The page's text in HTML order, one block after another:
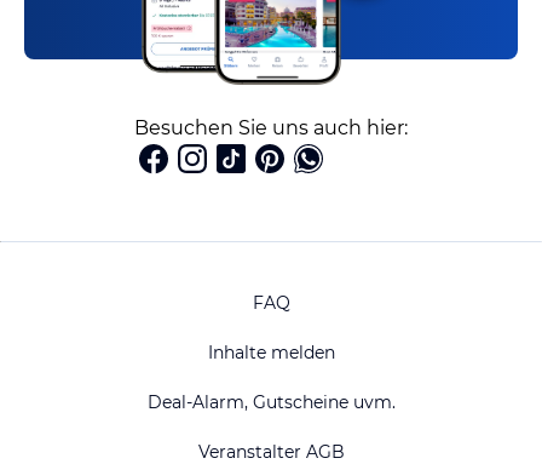
Besuchen Sie uns auch hier:
FAQ
Inhalte melden
Deal-Alarm, Gutscheine uvm.
Veranstalter AGB